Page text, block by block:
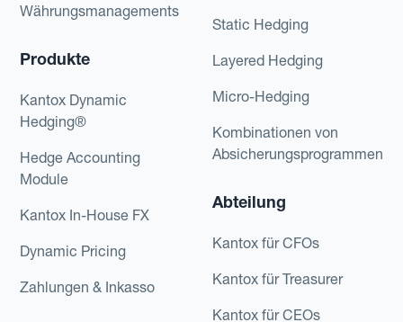
Währungsmanagements
Produkte
Kantox Dynamic
Hedging®
Hedge Accounting
Module
Kantox In-House FX
Dynamic Pricing
Zahlungen & Inkasso
Static Hedging
Layered Hedging
Micro-Hedging
Kombinationen von
Absicherungsprogrammen
Abteilung
Kantox für CFOs
Kantox für Treasurer
Kantox für CEOs